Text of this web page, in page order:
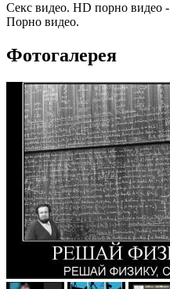
Секс видео. HD порно видео -
Порно видео.
Фотогалерея